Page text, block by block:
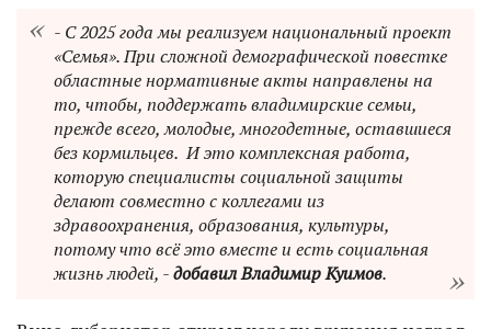
- С 2025 года мы реализуем национальный проект
«Семья». При сложной демографической повестке
областные нормативные акты направлены на
то, чтобы, поддержать владимирские семьи,
прежде всего, молодые, многодетные, оставшиеся
без кормильцев. И это комплексная работа,
которую специалисты социальной защиты
делают совместно с коллегами из
здравоохранения, образования, культуры,
потому что всё это вместе и есть социальная
жизнь людей, -добавил Владимир Куимов.